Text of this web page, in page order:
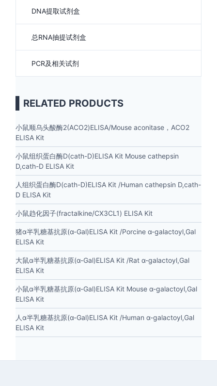
DNA提取试剂盒
总RNA抽提试剂盒
PCR及相关试剂
RELATED PRODUCTS
小鼠顺乌头酸酶2(ACO2)ELISA/Mouse aconitase，ACO2
ELISA Kit
小鼠组织蛋白酶D(cath-D)ELISA Kit Mouse cathepsin
D,cath-D ELISA Kit
人组织蛋白酶D(cath-D)ELISA Kit /Human cathepsin D,cath-
D ELISA Kit
小鼠趋化因子(fractalkine/CX3CL1) ELISA Kit
猪α半乳糖基抗原(α-Gal)ELISA Kit /Porcine α-galactoyl,Gal
ELISA Kit
大鼠α半乳糖基抗原(α-Gal)ELISA Kit /Rat α-galactoyl,Gal
ELISA Kit
小鼠α半乳糖基抗原(α-Gal)ELISA Kit Mouse α-galactoyl,Gal
ELISA Kit
人α半乳糖基抗原(α-Gal)ELISA Kit /Human α-galactoyl,Gal
ELISA Kit